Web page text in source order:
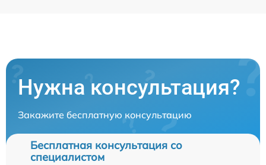
Нужна консультация?
Закажите бесплатную консультацию
Бесплатная консультация со
специалистом